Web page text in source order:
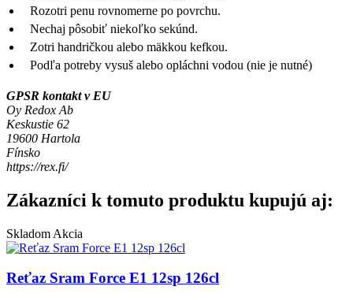
Rozotri penu rovnomerne po povrchu.
Nechaj pôsobiť niekoľko sekúnd.
Zotri handričkou alebo mäkkou kefkou.
Podľa potreby vysuš alebo opláchni vodou (nie je nutné)
GPSR kontakt v EU
Oy Redox Ab
Keskustie 62
19600 Hartola
Fínsko
https://rex.fi/
Zákazníci k tomuto produktu kupujú aj:
Skladom Akcia
Reťaz Sram Force E1 12sp 126cl